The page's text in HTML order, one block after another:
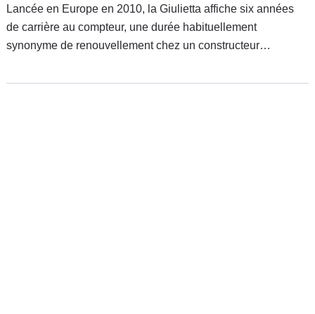
Lancée en Europe en 2010, la Giulietta affiche six années
de carrière au compteur, une durée habituellement
synonyme de renouvellement chez un constructeur
nouveau restylage qui va, quoi qu'il arrive, faire du bien à la